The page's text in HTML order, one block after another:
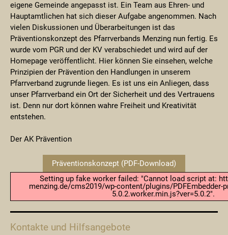
eigene Gemeinde angepasst ist. Ein Team aus Ehren- und
Hauptamtlichen hat sich dieser Aufgabe angenommen. Nach
vielen Diskussionen und Überarbeitungen ist das
Präventionskonzept des Pfarrverbands Menzing nun fertig. Es
wurde vom PGR und der KV verabschiedet und wird auf der
Homepage veröffentlicht. Hier können Sie einsehen, welche
Prinzipien der Prävention den Handlungen in unserem
Pfarrverband zugrunde liegen. Es ist uns ein Anliegen, dass
unser Pfarrverband ein Ort der Sicherheit und des Vertrauens
ist. Denn nur dort können wahre Freiheit und Kreativität
entstehen.
Der AK Prävention
Präventionskonzept (PDF-Download)
Setting up fake worker failed: "Cannot load script at:
menzing.de/cms2019/wp-content/plugins/
5.0.2.worker.min.js?ver=5.0.2".
Kontakte und Hilfsangebote